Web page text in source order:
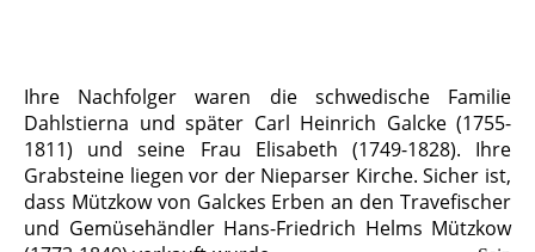
Ihre Nachfolger waren die schwedische Familie
Dahlstierna und später Carl Heinrich Galcke (1755-
1811) und seine Frau Elisabeth (1749-1828). Ihre
Grabsteine liegen vor der Nieparser Kirche. Sicher ist,
dass Mützkow von Galckes Erben an den Travefischer
und Gemüsehändler Hans-Friedrich Helms Mützkow